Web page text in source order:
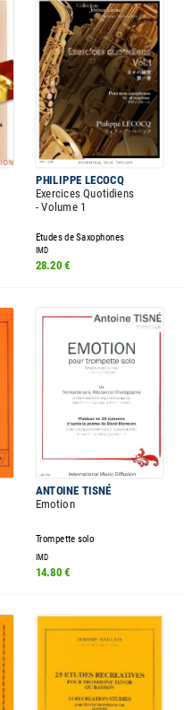
PHILIPPE LECOCQ
Exercices Quotidiens
- Volume 1
Etudes de Saxophones
IMD
28.20 €
ANTOINE TISNÉ
Emotion
Trompette solo
IMD
14.80 €